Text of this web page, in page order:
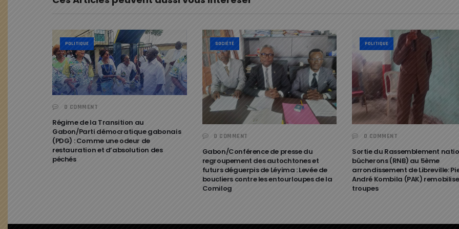
POLITIQUE
0 COMMENT
Régime de la Transition au
Gabon/Parti démocratique gabonais
(PDG) : Comme une odeur de
restauration et d’absolution des
péchés
SOCIÉTÉ
0 COMMENT
Gabon/Conférence de presse du
regroupement des autochtones et
futurs déguerpis de Léyima : Levée de
boucliers contre les entourloupes de la
Comilog
POLITIQUE
0 COMMENT
Sortie du Rassemblement
bûcherons (RNB) au 5ème
arrondissement de Libreville:
André Kombila (PAK)
troupes